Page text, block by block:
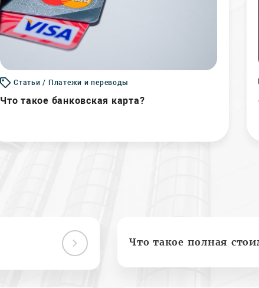
Статьи / Платежи и переводы
Что такое банковская карта?
Что такое полная